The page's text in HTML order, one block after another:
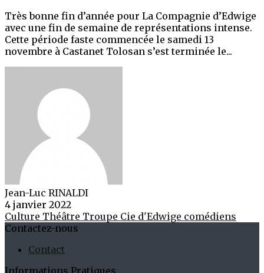
Très bonne fin d’année pour La Compagnie d’Edwige
avec une fin de semaine de représentations intense.
Cette période faste commencée le samedi 13
novembre à Castanet Tolosan s’est terminée le...
Jean-Luc RINALDI
4 janvier 2022
Culture Théâtre Troupe Cie d'Edwige comédiens
Contactez-nous
Contact